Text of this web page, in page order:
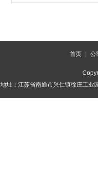
首页 公
地址：江苏省南通市兴仁镇徐庄工